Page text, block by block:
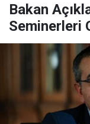
Bakan
Seminerleri